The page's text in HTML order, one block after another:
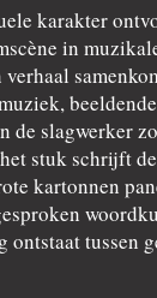
karakter
in
de slagwerker
stuk schrijft
kartonnen
ontstaat tussen